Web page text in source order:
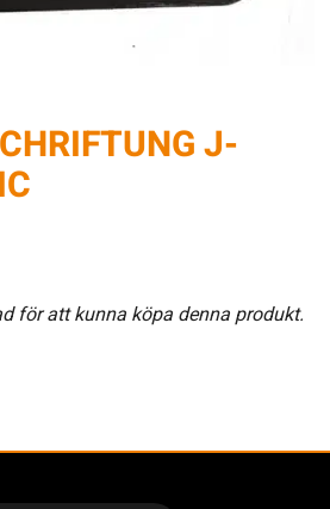
J-
för att kunna köpa denna produkt.